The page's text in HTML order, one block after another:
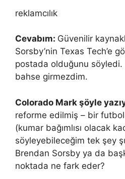
reklamcılık
Cevabım: Güvenilir
Sorsby’nin Texas Tech’e
postada olduğunu
bahse girmezdim.
Colorado Mark şöyle
reforme edilmiş – bir futbol
(kumar bağımlısı olacak
söyleyebileceğim tek şey
Brendan Sorsby ya da
noktada ne fark eder?